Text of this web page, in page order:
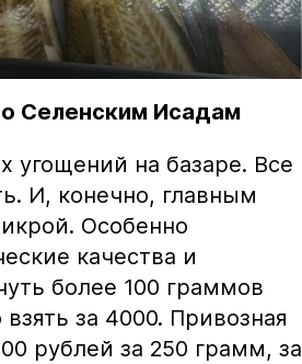
Селенским Исадам
угощений на базаре. Все
И, конечно, главным
Особенно
качества и
более 100 граммов
за 4000. Привозная
рублей за 250 грамм, за